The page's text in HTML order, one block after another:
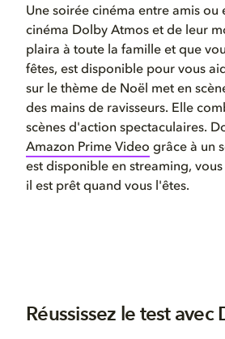
Une soirée cinéma entre amis
cinéma Dolby Atmos et de leur
plaira à toute la famille et que
fêtes, est disponible pour vous
sur le thème de Noël met en
des mains de ravisseurs. Elle
scènes d'action spectaculaires.
Amazon Prime Video grâce à un
est disponible en streaming,
il est prêt quand vous l'êtes.
Réussissez le test avec